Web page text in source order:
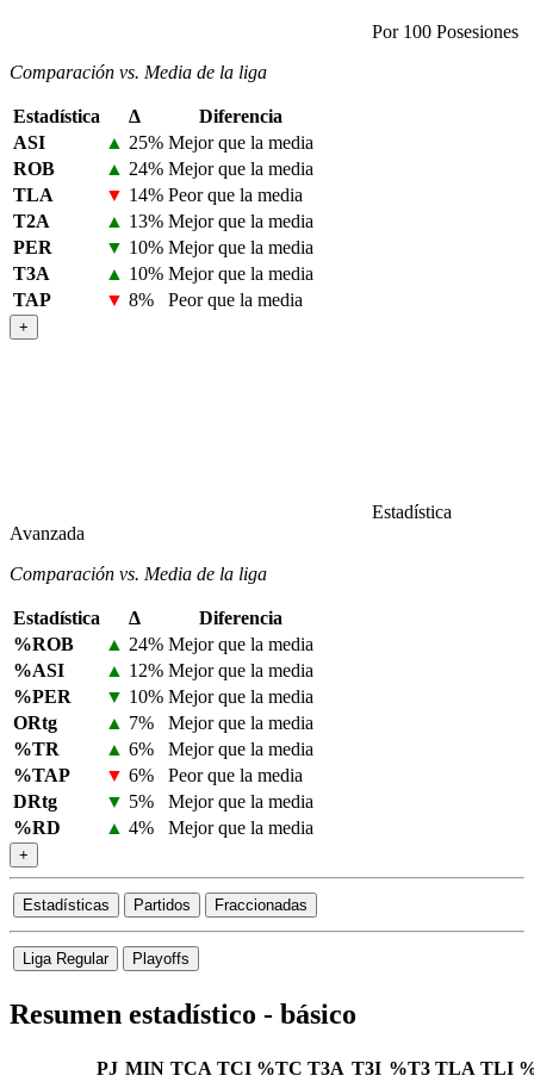
Por 100 Posesiones
Comparación vs. Media de la liga
Estadística Δ
Diferencia
ASI
▲ 25% Mejor que la media
ROB
▲ 24% Mejor que la media
TLA
▼ 14% Peor que la media
T2A
▲ 13% Mejor que la media
PER
▼ 10% Mejor que la media
T3A
▲ 10% Mejor que la media
TAP
▼ 8% Peor que la media
+
Estadística
Avanzada
Comparación vs. Media de la liga
Estadística Δ
Diferencia
%ROB
▲ 24% Mejor que la media
%ASI
▲ 12% Mejor que la media
%PER
▼ 10% Mejor que la media
ORtg
▲ 7%
Mejor que la media
%TR
▲ 6%
Mejor que la media
%TAP
▼ 6%
Peor que la media
DRtg
▼ 5%
Mejor que la media
%RD
▲ 4% Mejor que la media
+
Estadísticas Partidos Fraccionadas
Liga Regular Playoffs
Resumen estadístico - básico
PJ MIN TCA TCI %TC T3A T3I %T3 TLA TLI